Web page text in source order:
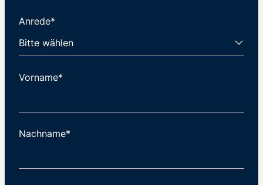
Anrede*
Vorname*
Nachname*